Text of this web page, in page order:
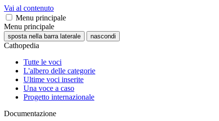
Vai al contenuto
Menu principale
Menu principale
sposta nella barra laterale nascondi
Cathopedia
Tutte le voci
L'albero delle categorie
Ultime voci inserite
Una voce a caso
Progetto internazionale
Documentazione